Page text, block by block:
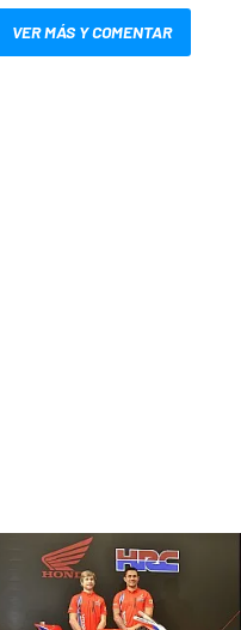
VER MÁS Y COMENTAR